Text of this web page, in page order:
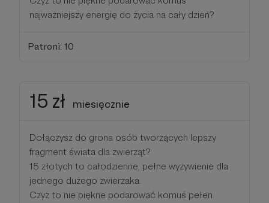
najważniejszy energię do życia na cały dzień?
Patroni: 10
15 zł miesięcznie
Dołączysz do grona osób tworzących lepszy
fragment świata dla zwierząt?
15 złotych to całodzienne, pełne wyżywienie dla
jednego dużego zwierzaka.
Czyż to nie piękne podarować komuś pełen